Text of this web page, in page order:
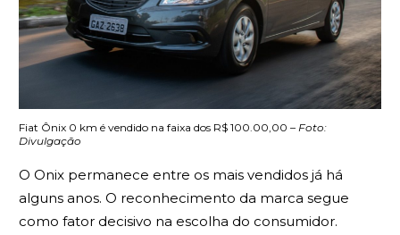
Fiat Ônix 0 km é vendido na faixa dos R$ 100.00,00 – Foto:
Divulgação
O Onix permanece entre os mais vendidos já há
alguns anos. O reconhecimento da marca segue
como fator decisivo na escolha do consumidor.